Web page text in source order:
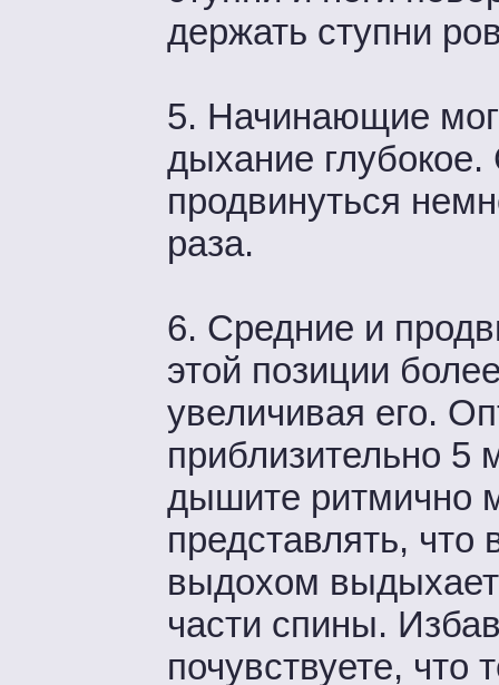
держать ступни
5. Начинающие
дыхание
продвинуться
раза.
6. Средние и
этой позиции
увеличивая его.
приблизительно 5
дышите ритмично
представлять,
выдохом
части спины.
почувствуете, что